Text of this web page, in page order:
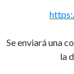
Se enviará una
la